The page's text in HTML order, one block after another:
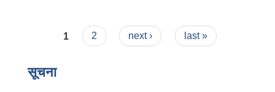
Pages
1 2 next › last »
सूचना